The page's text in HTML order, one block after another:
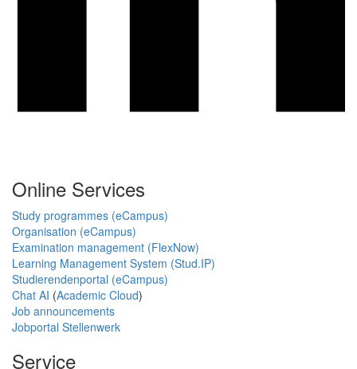
Online Services
Study programmes (eCampus)
Organisation (eCampus)
Examination management (FlexNow)
Learning Management System (Stud.IP)
Studierendenportal (eCampus)
Chat AI (Academic Cloud)
Job announcements
Jobportal Stellenwerk
Service